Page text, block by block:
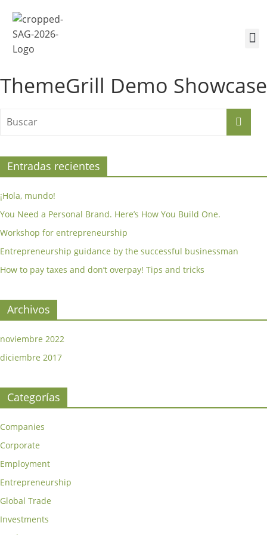
ThemeGrill Demo Showcase
Entradas recientes
¡Hola, mundo!
You Need a Personal Brand. Here’s How You Build One.
Workshop for entrepreneurship
Entrepreneurship guidance by the successful businessman
How to pay taxes and don’t overpay! Tips and tricks
Archivos
noviembre 2022
diciembre 2017
Categorías
Companies
Corporate
Employment
Entrepreneurship
Global Trade
Investments